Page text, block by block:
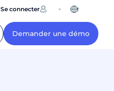
Se connecter FR
Demander une démo